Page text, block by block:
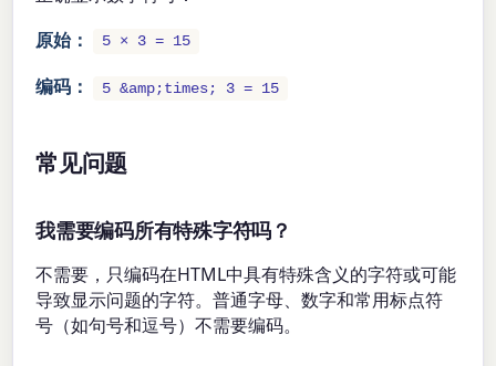
原始：
5 × 3 = 15
编码： 5 &amp;times; 3 = 15
常见问题
我需要编码所有特殊字符吗？
不需要，只编码在HTML中具有特殊含义的字符或可能
导致显示问题的字符。普通字母、数字和常用标点符
号（如句号和逗号）不需要编码。